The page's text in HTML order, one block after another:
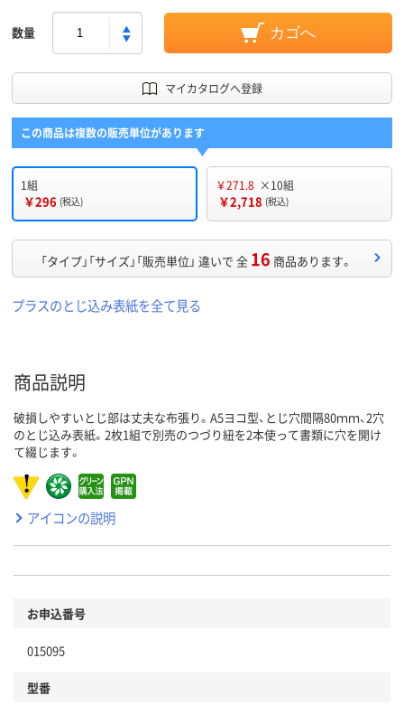
数量 カゴへ
マイカタログへ登録
この商品は複数の販売単位があります
1組
￥296 (税込)
￥271.8 ×10組
￥2,718 (税込)
「タイプ」「サイズ」「販売単位」 違いで 全 16 商品あります。
プラスのとじ込み表紙を全て見る
商品説明
破損しやすいとじ部は丈夫な布張り。A5ヨコ型、とじ穴間隔80ｍｍ、2穴
のとじ込み表紙。2枚1組で別売のつづり紐を2本使って書類に穴を開け
て綴じます。
アイコンの説明
お申込番号
015095
型番